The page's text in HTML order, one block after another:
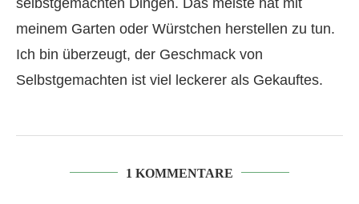
meinem Garten oder Würstchen herstellen zu tun.
Ich bin überzeugt, der Geschmack von
Selbstgemachten ist viel leckerer als Gekauftes.
1 KOMMENTARE